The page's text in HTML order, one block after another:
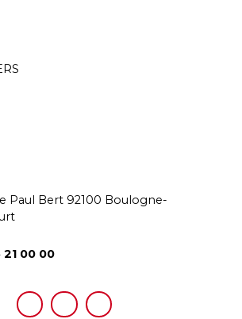
Paul Bert 92100 Boulogne-
21 00 00